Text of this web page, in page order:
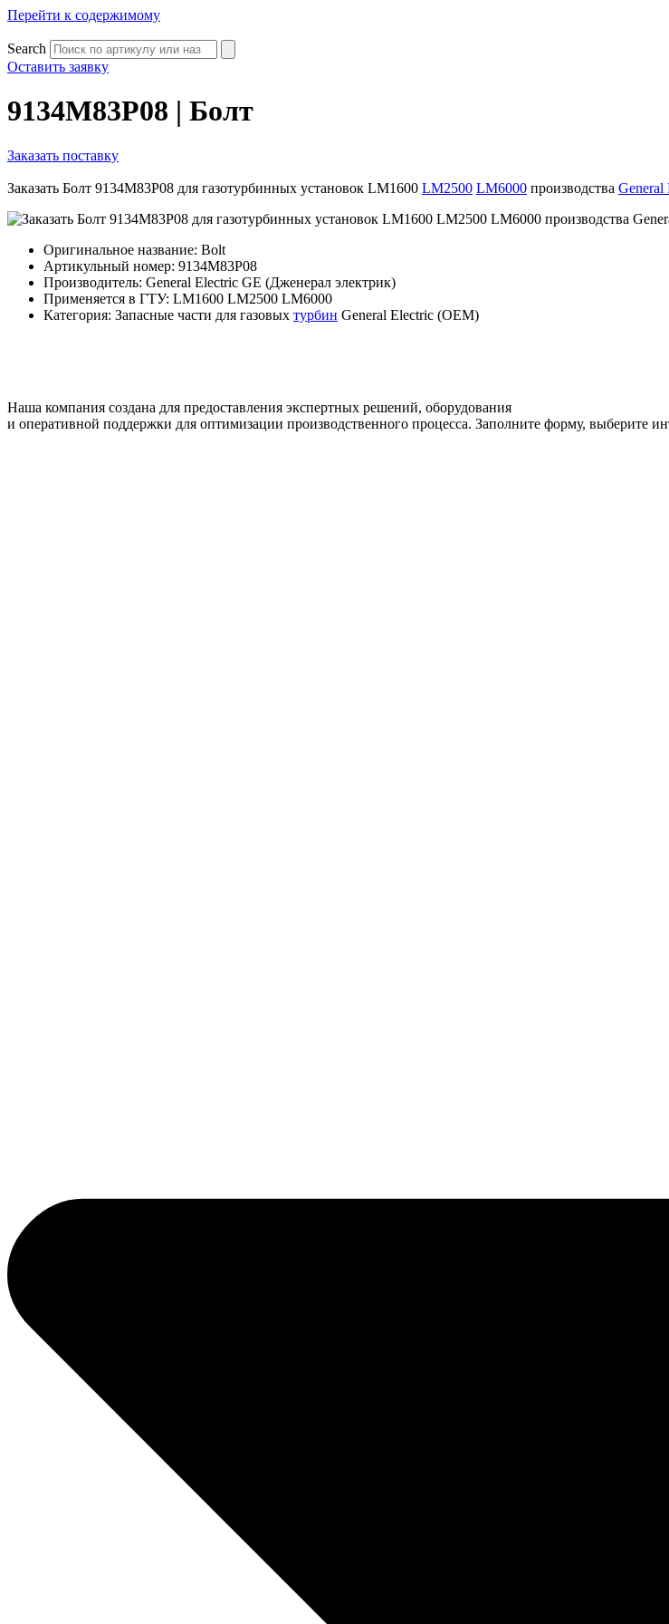
Перейти к содержимому
Search
Оставить заявку
9134M83P08 | Болт
Заказать поставку
Заказать Болт 9134M83P08 для газотурбинных установок LM1600 LM2500 LM6000 производства General
Оригинальное название: Bolt
Артикульный номер: 9134M83P08
Производитель: General Electric GE (Дженерал электрик)
Применяется в ГТУ: LM1600 LM2500 LM6000
Категория: Запасные части для газовых турбин General Electric (OEM)
Наша компания создана для предоставления экспертных решений, оборудования
и оперативной поддержки для оптимизации производственного процесса. Заполните форму, выберите